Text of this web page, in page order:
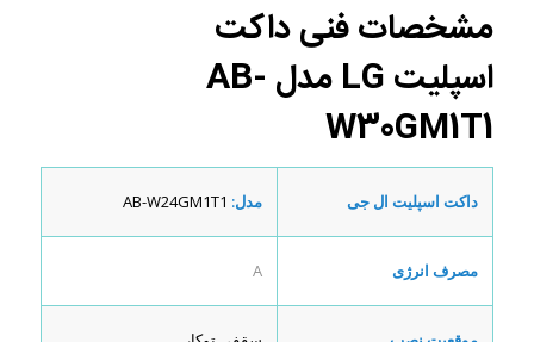
مشخصات فنیداکت
اسپلیت
مدل AB-
W30GM1T1
داکت اسپلیت ال جی مدل: AB-W24GM1T1
مصرف انرژی A